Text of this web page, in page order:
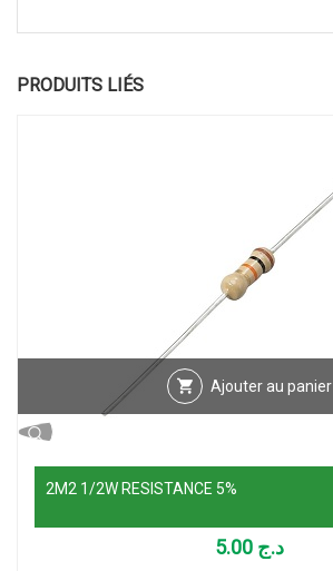
PRODUITS LIÉS
Ajouter au panier
2M2 1/2W RESISTANCE 5%
د.ج